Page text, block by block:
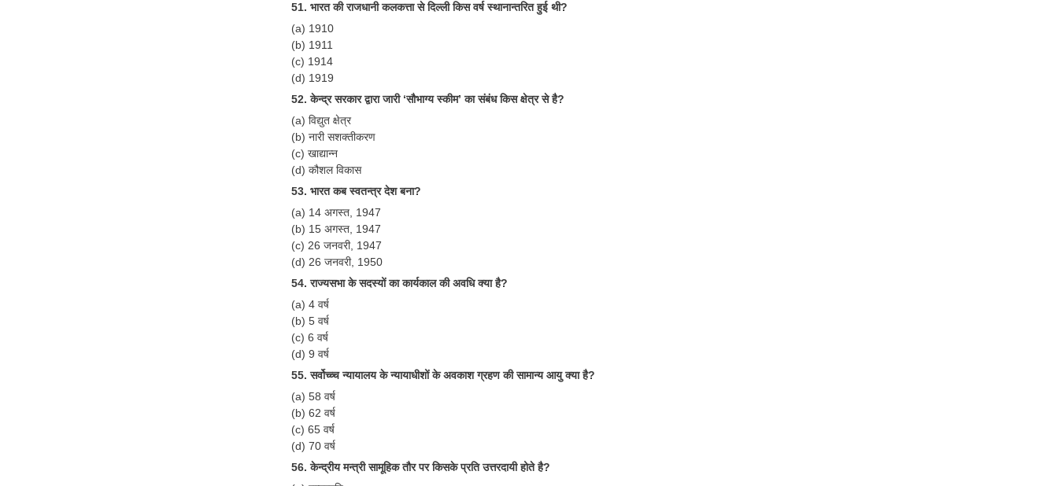
51. भारत की राजधानी कलकत्ता से दिल्ली किस वर्ष स्थानान्तरित हुई थी?
(a) 1910
(b) 1911
(c) 1914
(d) 1919
52. केन्द्र सरकार द्वारा जारी ‘सौभाग्य स्कीम’ का संबंध किस क्षेत्र से है?
(a) विद्युत क्षेत्र
(b) नारी सशक्तीकरण
(c) खाद्यान्न
(d) कौशल विकास
53. भारत कब स्वतन्त्र देश बना?
(a) 14 अगस्त, 1947
(b) 15 अगस्त, 1947
(c) 26 जनवरी, 1947
(d) 26 जनवरी, 1950
54. राज्यसभा के सदस्यों का कार्यकाल की अवधि क्या है?
(a) 4 वर्ष
(b) 5 वर्ष
(c) 6 वर्ष
(d) 9 वर्ष
55. सर्वोच्च्च न्यायालय के न्यायाधीशों के अवकाश ग्रहण की सामान्य आयु क्या है?
(a) 58 वर्ष
(b) 62 वर्ष
(c) 65 वर्ष
(d) 70 वर्ष
56. केन्द्रीय मन्त्री सामूहिक तौर पर किसके प्रति उत्तरदायी होते है?